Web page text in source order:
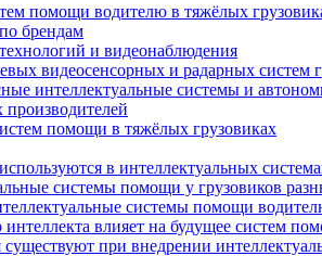
помощи водителю в тяжёлых
брендам
и видеонаблюдения
видеосенсорных и радарных систем
интеллектуальные системы и
помощи в тяжёлых грузовиках
в интеллектуальных
системы помощи у грузовиков
системы помощи
интеллекта влияет на будущее систем
при внедрении